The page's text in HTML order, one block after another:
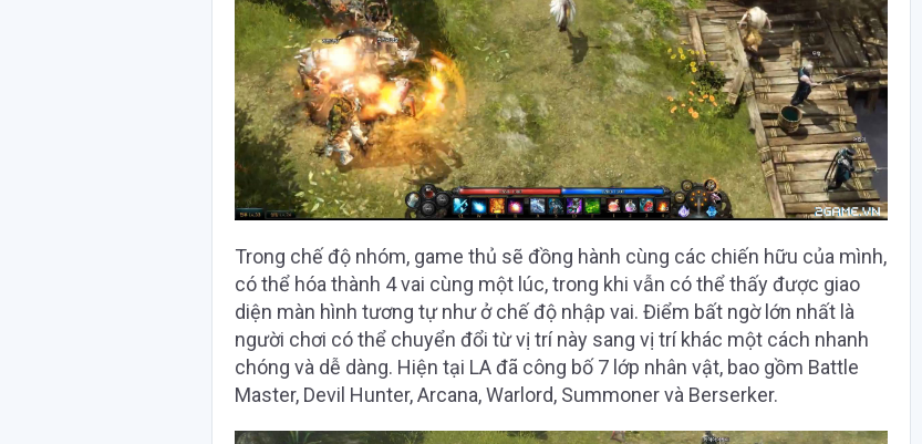
Trong chế độ nhóm, game thủ sẽ đồng hành cùng các chiến hữu của mình,
có thể hóa thành 4 vai cùng một lúc, trong khi vẫn có thể thấy được giao
diện màn hình tương tự như ở chế độ nhập vai. Điểm bất ngờ lớn nhất là
người chơi có thể chuyển đổi từ vị trí này sang vị trí khác một cách nhanh
chóng và dễ dàng. Hiện tại LA đã công bố 7 lớp nhân vật, bao gồm Battle
Master, Devil Hunter, Arcana, Warlord, Summoner và Berserker.